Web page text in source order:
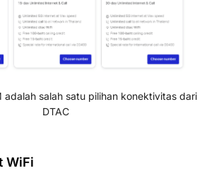
adalah salah satu pilihan konektivitas dari
DTAC
WiFi